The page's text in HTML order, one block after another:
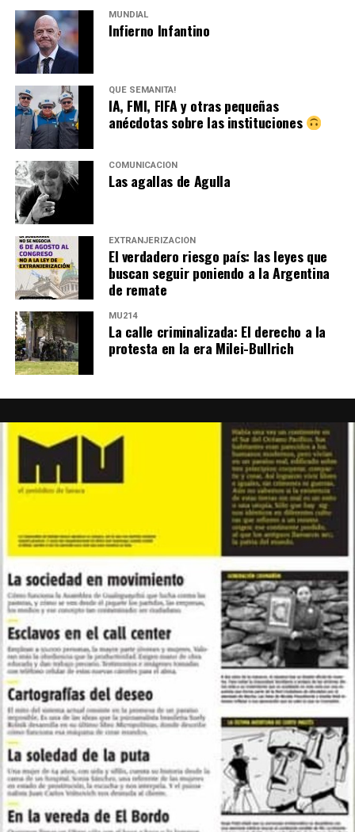
MUNDIAL
Infierno Infantino
QUÉ SEMANITA!
IA, FMI, FIFA y otras pequeñas
anécdotas sobre las instituciones
COMUNICACIÓN
Las agallas de Agulla
EXTRANJERIZACIÓN
El verdadero riesgo país: las leyes que
buscan seguir poniendo a la Argentina
de remate
MU214
La calle criminalizada: El derecho a la
protesta en la era Milei-Bullrich